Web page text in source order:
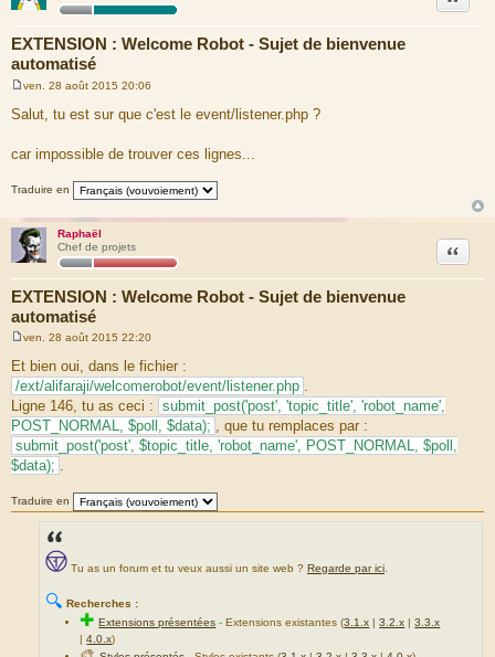
EXTENSION : Welcome Robot - Sujet de bienvenue
automatisé
e
s
g
ven. 28 août 2015 20:06
Salut, tu est sur que c'est le event/listener.php ?
car impossible de trouver ces lignes...
Traduire en
Raphaël
Chef de projets
EXTENSION : Welcome Robot - Sujet de bienvenue
automatisé
Citation
e
s
s
a
g
e
ven. 28 août 2015 22:20
Et bien oui, dans le fichier :
/ext/alifaraji/welcomerobot/event/listener.php .
Ligne 146, tu as ceci : submit_post('post', 'topic_title', 'robot_name',
POST_NORMAL, $poll, $data); , que tu remplaces par :
submit_post('post', $topic_title, 'robot_name', POST_NORMAL, $poll,
$data); .
Traduire en
Tu as un forum et tu veux aussi un site web ? Regarde par ici
🔍 Recherches :
✚Extensions présentées -Extensions existantes (3.1.x |3.2.x |3.3.x
|4.0.x)